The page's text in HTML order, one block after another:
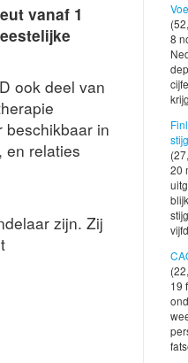
vanaf 1
ook deel van
beschikbaar in
en relaties
zijn. Zij
8
20
19